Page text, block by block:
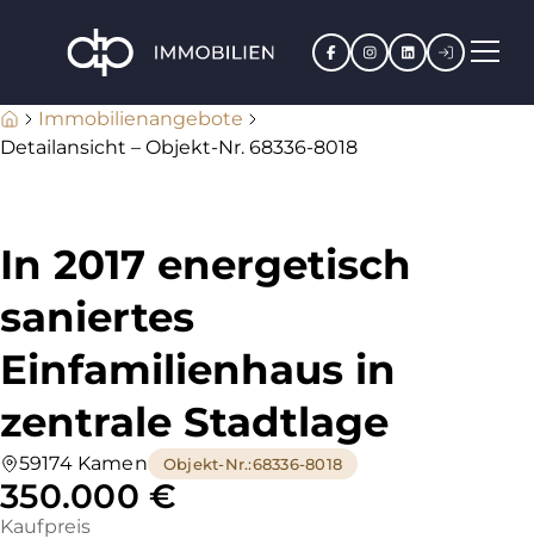
Facebook
Instagram
LinkedIn
Immobilienangebote
Detailansicht – Objekt-Nr. 68336-8018
In 2017 energetisch
saniertes
Einfamilienhaus in
zentrale Stadtlage
59174 Kamen Objekt-Nr.:68336-8018
350.000 €
Kaufpreis